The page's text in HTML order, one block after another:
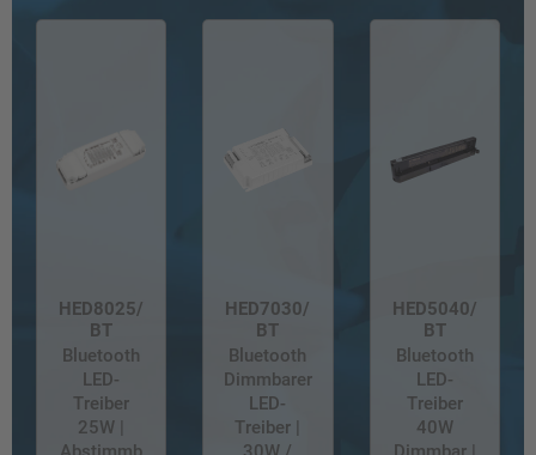
HED8025/
BT
Bluetooth
LED-
Treiber
25W |
HED7030/
BT
Bluetooth
Dimmbarer
LED-
Treiber |
HED5040/
BT
Bluetooth
LED-
Treiber
40W